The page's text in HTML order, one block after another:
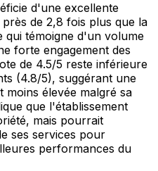
d'une excellente
de 2,8 fois plus que la
témoigne d'un volume
forte engagement des
de 4.5/5 reste inférieure
(4.8/5), suggérant une
moins élevée malgré sa
que l'établissement
mais pourrait
ses services pour
performances du